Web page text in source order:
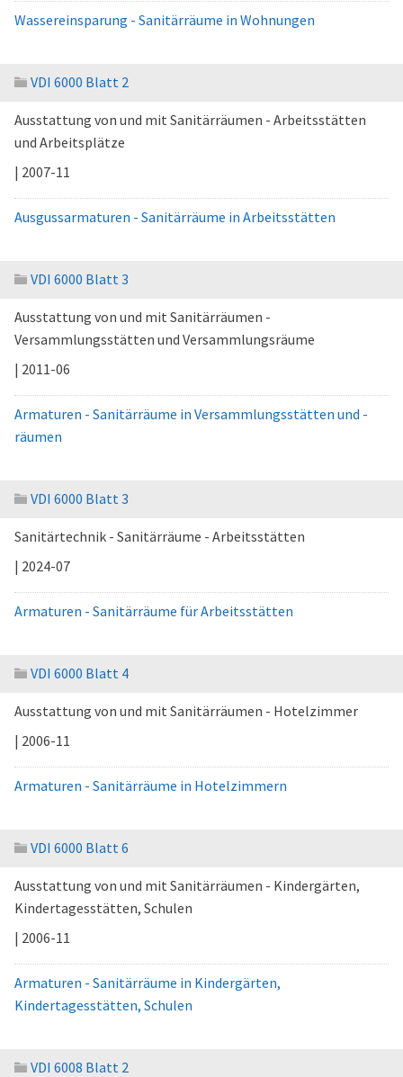
Wassereinsparung - Sanitärräume in Wohnungen
VDI 6000 Blatt 2
Ausstattung von und mit Sanitärräumen - Arbeitsstätten
und Arbeitsplätze
| 2007-11
Ausgussarmaturen - Sanitärräume in Arbeitsstätten
VDI 6000 Blatt 3
Ausstattung von und mit Sanitärräumen -
Versammlungsstätten und Versammlungsräume
| 2011-06
Armaturen - Sanitärräume in Versammlungsstätten und -
räumen
VDI 6000 Blatt 3
Sanitärtechnik - Sanitärräume - Arbeitsstätten
| 2024-07
Armaturen - Sanitärräume für Arbeitsstätten
VDI 6000 Blatt 4
Ausstattung von und mit Sanitärräumen - Hotelzimmer
| 2006-11
Armaturen - Sanitärräume in Hotelzimmern
VDI 6000 Blatt 6
Ausstattung von und mit Sanitärräumen - Kindergärten,
Kindertagesstätten, Schulen
| 2006-11
Armaturen - Sanitärräume in Kindergärten,
Kindertagesstätten, Schulen
VDI 6008 Blatt 2